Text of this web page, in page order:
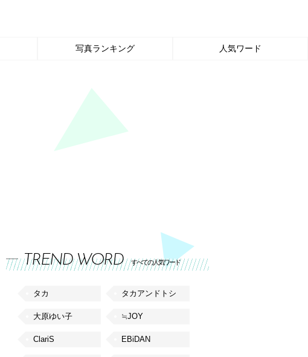
写真ランキング 人気ワード
TREND WORD すべての人気ワード
タカ タカアンドトシ
大原ゆい子 ≒JOY
ClariS EBiDAN